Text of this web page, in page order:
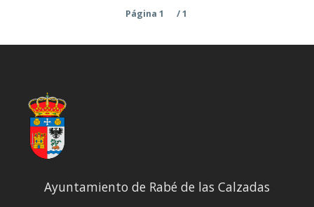
Página 1 / 1
Ayuntamiento de Rabé de las Calzadas